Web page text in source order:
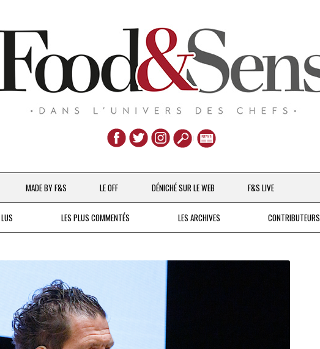
Aller
au
contenu
MADE BY F&S
CHEFS & ACTUALITÉS
DESTIN DE FEMME
V…DE VOYAGE
LE OFF DÉNICHÉ SUR LE WEB F&S LIVE
LES PLUS COMMENTÉS LES ARCHIVES CONTRIBUTEURS